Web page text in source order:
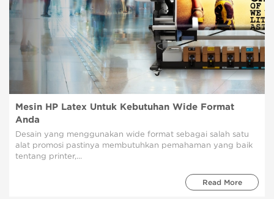
Mesin HP Latex Untuk Kebutuhan Wide Format
Anda
Desain yang menggunakan wide format sebagai salah satu
alat promosi pastinya membutuhkan pemahaman yang baik
tentang printer,...
Read More